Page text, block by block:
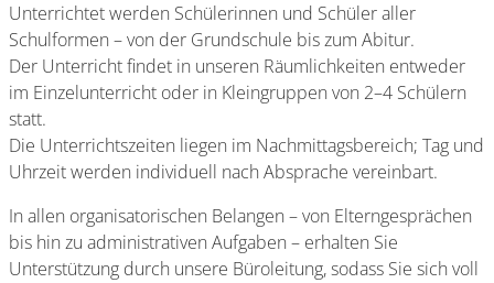
Unterrichtet werden Schülerinnen und Schüler aller
Schulformen – von der Grundschule bis zum Abitur.
Der Unterricht findet in unseren Räumlichkeiten entweder
im Einzelunterricht oder in Kleingruppen von 2–4 Schülern
statt.
Die Unterrichtszeiten liegen im Nachmittagsbereich; Tag und
Uhrzeit werden individuell nach Absprache vereinbart.
In allen organisatorischen Belangen – von Elterngesprächen
bis hin zu administrativen Aufgaben – erhalten Sie
Unterstützung durch unsere Büroleitung, sodass Sie sich voll